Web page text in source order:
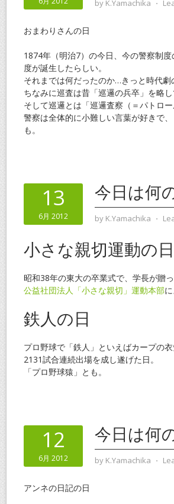
by K.Yamachika ⋅
おまわりさんの日
1874年（明治7）の今日、今の警察制
度が誕生したらしい。
それまでは何だったのか…きっと時代
ちなみに巡査は昔「巡邏の兵卒」を略
そして巡邏とは「巡邏査察（＝パトロ
警察は全体的に小難しい言葉が好きで
も。
13
6月 2012
今日は何
by K.Yamachika ⋅
小さな親切運動の日
昭和38年の東大の卒業式で、学長が贈
公益社団法人「小さな親切」運動本部に
鉄人の日
プロ野球で「鉄人」といえばカープの衣
2131試合連続出場を成し遂げた日。
「プロ野球猿」とも。
12
6月 2012
今日は何
by K.Yamachika ⋅
アンネの日記の日